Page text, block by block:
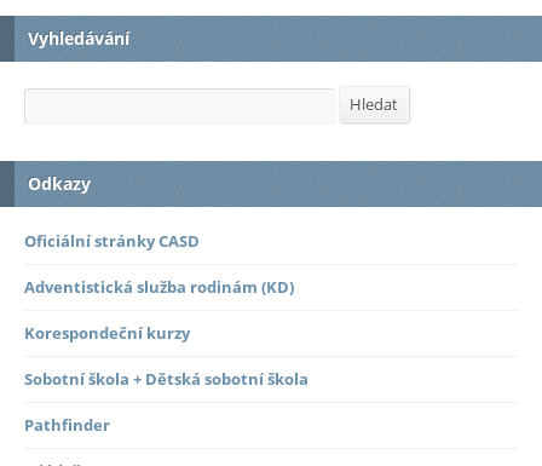
Vyhledávání
Hledat
Odkazy
Oficiální stránky CASD
Adventistická služba rodinám (KD)
Korespondeční kurzy
Sobotní škola + Dětská sobotní škola
Pathfinder